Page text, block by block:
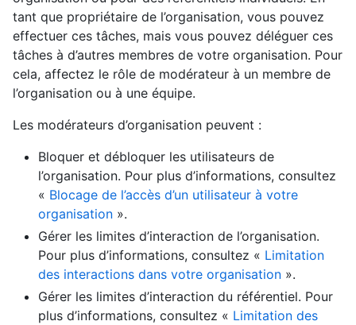
tant que propriétaire de l’organisation, vous pouvez
effectuer ces tâches, mais vous pouvez déléguer ces
tâches à d’autres membres de votre organisation. Pour
cela, affectez le rôle de modérateur à un membre de
l’organisation ou à une équipe.
Les modérateurs d’organisation peuvent :
Bloquer et débloquer les utilisateurs de
l’organisation. Pour plus d’informations, consultez
« Blocage de l’accès d’un utilisateur à votre
organisation ».
Gérer les limites d’interaction de l’organisation.
Pour plus d’informations, consultez « Limitation
des interactions dans votre organisation ».
Gérer les limites d’interaction du référentiel. Pour
plus d’informations, consultez « Limitation des